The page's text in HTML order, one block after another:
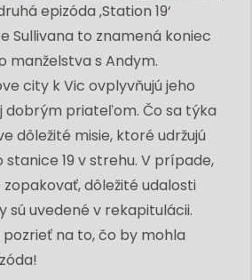
epizóda ‚Station 19‘
Sullivana to znamená koniec
manželstva s Andym.
city k Vic ovplyvňujú jeho
dobrým priateľom. Čo sa týka
dôležité misie, ktoré udržujú
19 v strehu. V prípade,
dôležité udalosti
sú uvedené v rekapitulácii.
na to, čo by mohla